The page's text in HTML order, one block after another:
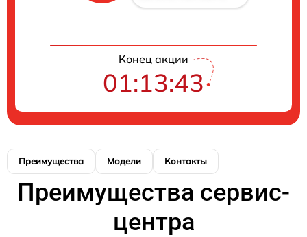
Конец акции
01:13:43
Преимущества Модели Контакты
Преимущества сервис-
центра